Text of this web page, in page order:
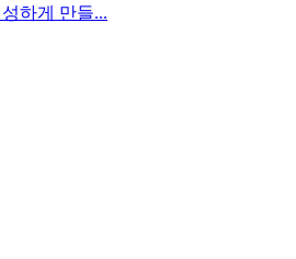
하게 만들...